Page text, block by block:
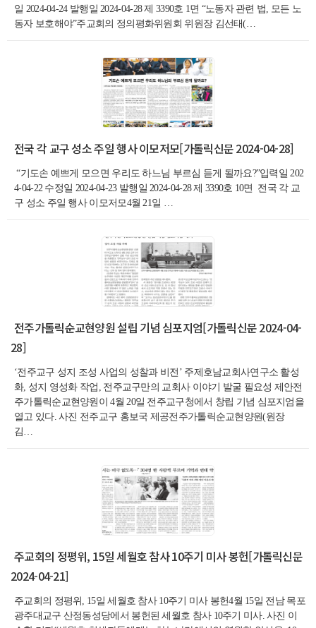
일 2024-04-24 발행일 2024-04-28 제 3390호 1면 “노동자 관련 법, 모든 노
동자 보호해야”주교회의 정의평화위원회 위원장 김선태(…
전국 각 교구 성소 주일 행사 이모저모[가톨릭신문 2024-04-28]
“기도손 예쁘게 모으면 우리도 하느님 부르심 듣게 될까요?”입력일 202
4-04-22 수정일 2024-04-23 발행일 2024-04-28 제 3390호 10면 전국 각 교
구 성소 주일 행사 이모저모4월 21일 …
전주가톨릭순교현양원 설립 기념 심포지엄[가톨릭신문 2024-04-
28]
‘전주교구 성지 조성 사업의 성찰과 비전’ 주제호남교회사연구소 활성
화, 성지 영성화 작업, 전주교구만의 교회사 이야기 발굴 필요성 제안전
주가톨릭순교현양원이 4월 20일 전주교구청에서 창립 기념 심포지엄을
열고 있다. 사진 전주교구 홍보국 제공전주가톨릭순교현양원(원장
김…
주교회의 정평위, 15일 세월호 참사 10주기 미사 봉헌[가톨릭신문
2024-04-21]
주교회의 정평위, 15일 세월호 참사 10주기 미사 봉헌4월 15일 전남 목포
광주대교구 산정동성당에서 봉헌된 세월호 참사 10주기 미사. 사진 이